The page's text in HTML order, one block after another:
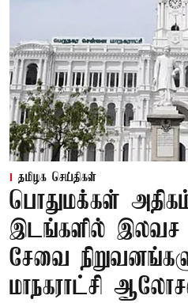
தமிழக செய்திகள்
பொதுமக்கள்
இடங்களில்
சேவை
மாநகராட்சி